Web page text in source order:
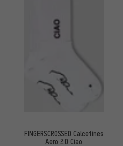
FINGERSCROSSED Calcetines
Aero 2.0 Ciao